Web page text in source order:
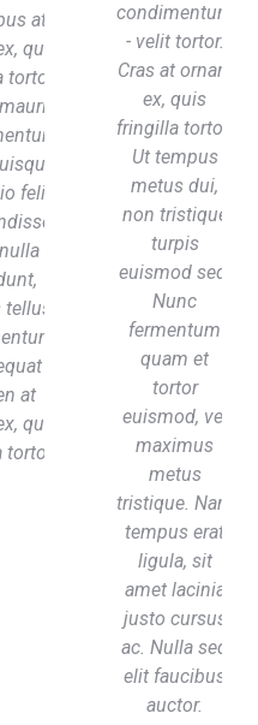
at
quis
felis.
at
quis
condimentum
- velit tortor.
Cras at ornare
ex, quis
fringilla tortor.
Ut tempus
metus dui,
non tristique
turpis
euismod sed.
Nunc
fermentum
quam et
tortor
euismod, vel
maximus
metus
tristique. Nam
tempus erat
ligula, sit
amet lacinia
justo cursus
ac. Nulla sed
elit faucibus
auctor.